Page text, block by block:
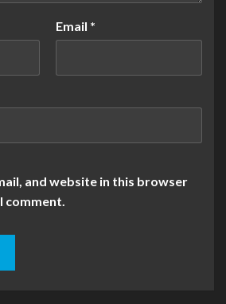
Email *
and website in this browser
comment.